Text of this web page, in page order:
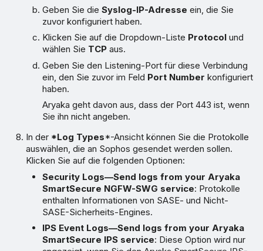
Geben Sie dieSyslog-IP-Adresse ein, die Sie
zuvor konfiguriert haben.
Klicken Sie auf die Dropdown-Liste Protocol und
wählen Sie TCP aus.
Geben Sie den Listening-Port für diese Verbindung
ein, den Sie zuvor im Feld Port Number konfiguriert
haben.
Aryaka geht davon aus, dass der Port 443 ist, wenn
Sie ihn nicht angeben.
In der *Log Types*-Ansicht können Sie die Protokolle
auswählen, die an Sophos gesendet werden sollen.
Klicken Sie auf die folgenden Optionen:
Security Logs—Send logs from your Aryaka
SmartSecure NGFW-SWG service: Protokolle
enthalten Informationen von SASE- und Nicht-
SASE-Sicherheits-Engines.
IPS Event Logs—Send logs from your Aryaka
SmartSecure IPS service: Diese Option wird nur